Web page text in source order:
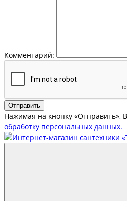
Комментарий:
Отправить
Нажимая на кнопку «Отправить»,
обработку персональных данных.